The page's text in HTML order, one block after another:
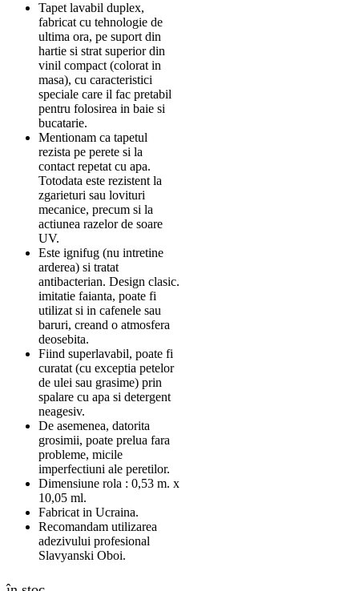
Tapet lavabil duplex,
fabricat cu tehnologie de
ultima ora, pe suport din
hartie si strat superior din
vinil compact (colorat in
masa), cu caracteristici
speciale care il fac pretabil
pentru folosirea in baie si
bucatarie.
Mentionam ca tapetul
rezista pe perete si la
contact repetat cu apa.
Totodata este rezistent la
zgarieturi sau lovituri
mecanice, precum si la
actiunea razelor de soare
UV.
Este ignifug (nu intretine
arderea) si tratat
antibacterian. Design clasic.
imitatie faianta, poate fi
utilizat si in cafenele sau
baruri, creand o atmosfera
deosebita.
Fiind superlavabil, poate fi
curatat (cu exceptia petelor
de ulei sau grasime) prin
spalare cu apa si detergent
neagesiv.
De asemenea, datorita
grosimii, poate prelua fara
probleme, micile
imperfectiuni ale peretilor.
Dimensiune rola : 0,53 m. x
10,05 ml.
Fabricat in Ucraina.
Recomandam utilizarea
adezivului profesional
Slavyanski Oboi.